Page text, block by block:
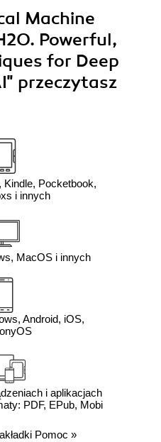
Machine
Powerful,
for Deep
przeczytasz
Pocketbook,
i innych
MacOS i innych
Android, iOS,
i aplikacjach
PDF, EPub, Mobi
Pomoc »